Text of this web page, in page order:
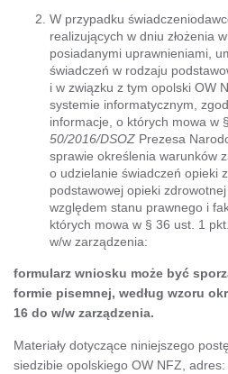
W przypadku
realizujących w dniu złożenia
posiadanymi uprawnieniami,
świadczeń w rodzaju
i w związku z tym opolski OW
systemie informatycznym,
informacje, o których mowa w
50/2016/DSOZ Prezesa
sprawie określenia warunków
o udzielanie świadczeń opieki
podstawowej opieki
względem stanu prawnego i
których mowa w § 36 ust. 1
w/w zarządzenia:
formularz wniosku może być
formie pisemnej, według wzoru
16 do w/w zarządzenia.
Materiały dotyczące niniejszego
siedzibie opolskiego OW NFZ, adres: